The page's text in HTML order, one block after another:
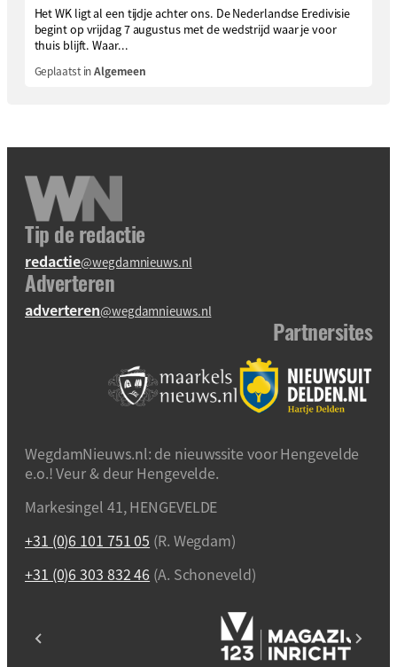
Het WK ligt al een tijdje achter ons. De Nederlandse Eredivisie
begint op vrijdag 7 augustus met de wedstrijd waar je voor
thuis blijft. Waar...
Geplaatst inAlgemeen
Tip de redactie
redactie@wegdamnieuws.nl
Adverteren
adverteren@wegdamnieuws.nl
Partnersites
WegdamNieuws.nl: de nieuwssite voor Hengevelde
e.o.! Veur & deur Hengevelde.
Markesingel 41, HENGEVELDE
+31 (0)6 101 751 05 (R. Wegdam)
+31 (0)6 303 832 46 (A. Schoneveld)